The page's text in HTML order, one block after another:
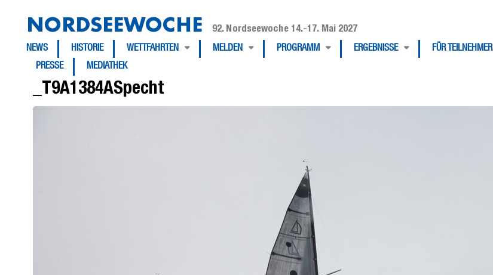
NORDSEEWOCHE
92. Nordseewoche 14.-17. Mai 2027
NEWS
HISTORIE WETTFAHRTEN MELDEN PROGRAMM ERGEBNISSE FÜR TEILNEHMER
PRESSE
MEDIATHEK
_T9A1384ASpecht